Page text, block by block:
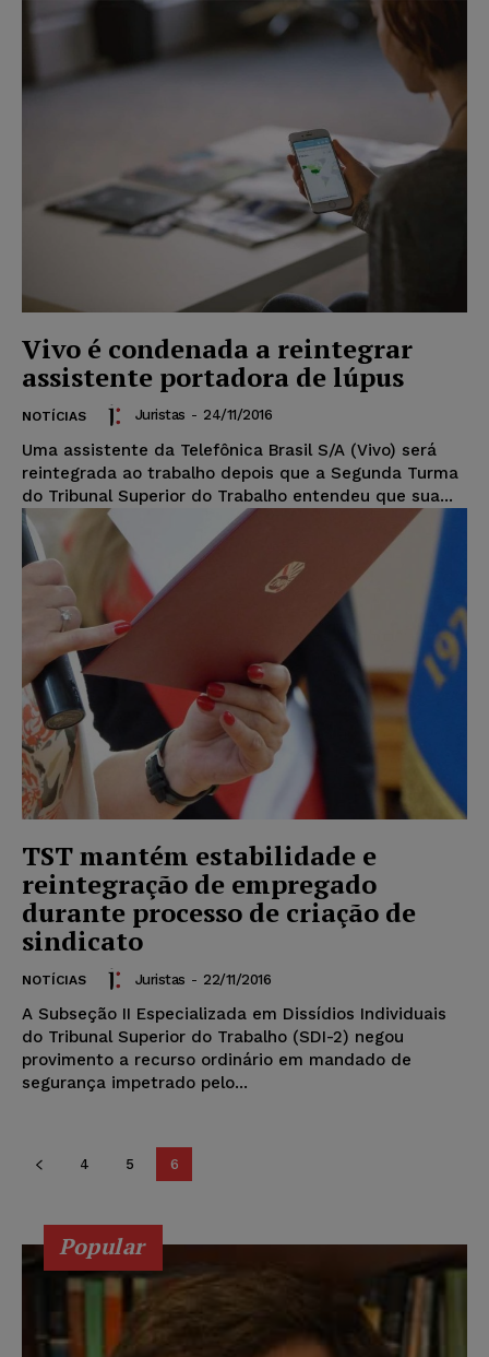
Vivo é condenada a reintegrar
assistente portadora de lúpus
NOTÍCIAS Juristas - 24/11/2016
Uma assistente da Telefônica Brasil S/A (Vivo) será
reintegrada ao trabalho depois que a Segunda Turma
do Tribunal Superior do Trabalho entendeu que sua...
TST mantém estabilidade e
reintegração de empregado
durante processo de criação de
sindicato
NOTÍCIAS Juristas - 22/11/2016
A Subseção II Especializada em Dissídios Individuais
do Tribunal Superior do Trabalho (SDI-2) negou
provimento a recurso ordinário em mandado de
segurança impetrado pelo...
4 5 6
Popular